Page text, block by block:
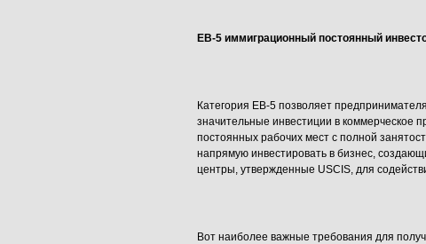
EB-5 иммиграционный постоянный
Категория EB-5 позволяет
значительные инвестиции в коммерческое
постоянных рабочих мест с полной
напрямую инвестировать в бизнес,
центры, утвержденные USCIS, для
Вот наиболее важные требования для